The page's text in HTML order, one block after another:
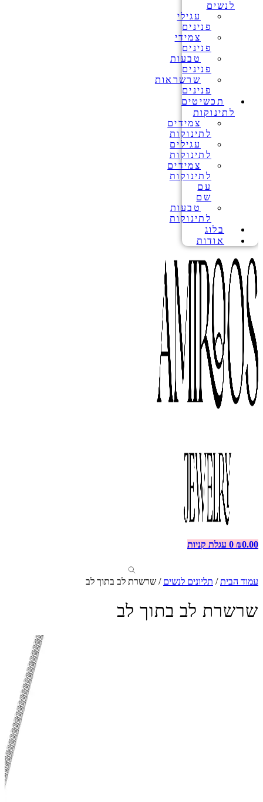
לנשים
עגילי
פנינים
צמידי
פנינים
טבעות
פנינים
שרשראות
פנינים
תכשיטים
לתינוקות
צמידים
לתינוקות
עגילים
לתינוקות
צמידים
לתינוקות
עם
שם
טבעות
לתינוקות
בלוג
אודות
₪0.00
0 עגלת קניות
עמוד הבית/ תליונים לנשים / שרשרת לב בתוך לב
שרשרת לב בתוך לב